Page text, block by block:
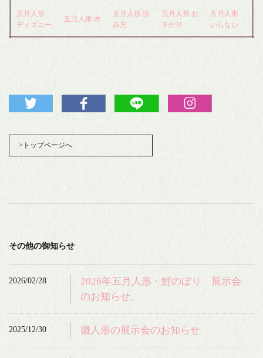
五月人形
ディズニー
五月人形 木
五月人形 読
み方
五月人形 お
下がり
五月人形
いらない
>トップページへ
その他の御知らせ
2026/02/28
2026年五月人形・鯉のぼり 展示会
のお知らせ。
2025/12/30 雛人形の展示会のお知らせ